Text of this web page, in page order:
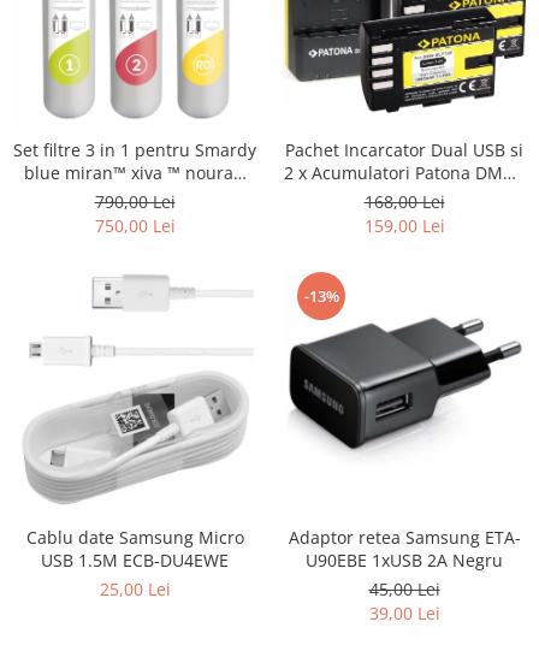
Set filtre 3 in 1 pentru Smardy
blue miran™ xiva ™ noura™
zagora ™ schimbare la 12 luni
790,00 Lei
750,00 Lei
Pachet Incarcator Dual USB si
2 x Acumulatori Patona DMW-
BLF19E pentru Panasonic
Lumix DC-GH5 DMC-GH4
168,00 Lei
159,00 Lei
Cablu date Samsung Micro
USB 1.5M ECB-DU4EWE
25,00 Lei
-13%
Adaptor retea Samsung ETA-
U90EBE 1xUSB 2A Negru
45,00 Lei
39,00 Lei